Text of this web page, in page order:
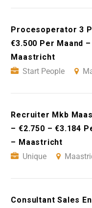
Procesoperator 3
€3.500 Per Maand
Maastricht
Start People
Recruiter Mkb
– €2.750 – €3.184
– Maastricht
Unique
Consultant Sales